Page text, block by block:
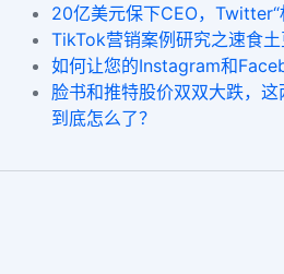
20亿美元保下CEO，Twitter“
TikTok营销案例研究之速食
如何让您的Instagram和
脸书和推特股价双双大跌，
到底怎么了？